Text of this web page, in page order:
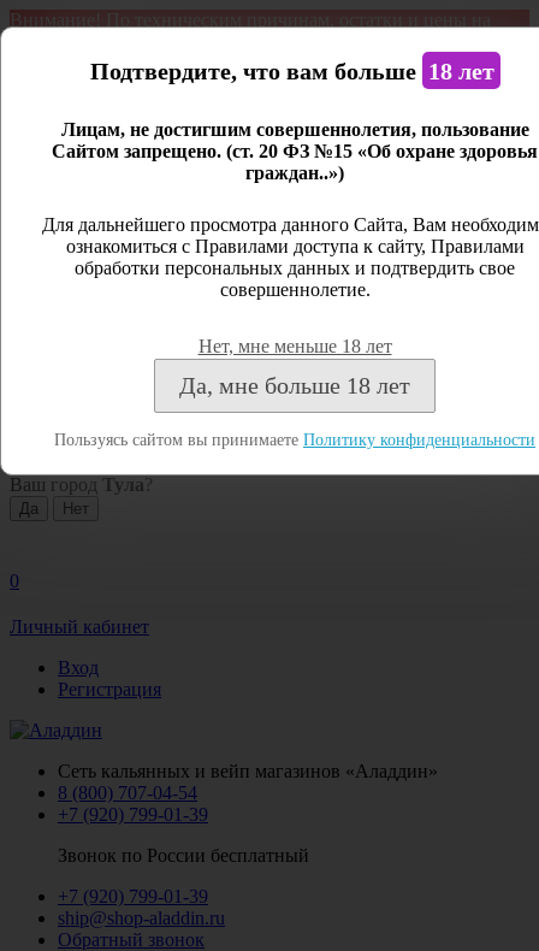
Внимание! По техническим причинам, остатки и цены на
является демонстрационным. Дистанционная продажа не
Открыть сайдбар
Личный кабинет
Закрыть
Посмотреть все результаты
Ваш город Тула ?
0
Личный кабинет
Вход
Регистрация
Сеть кальянных и вейп магазинов «Аладдин»
8 (800) 707-04-54
+7 (920) 799-01-39
Звонок по России бесплатный
+7 (920) 799-01-39
ship@shop-aladdin.ru
Обратный звонок
Подтвердите, что вам больше 18 лет
Лицам, не достигшим совершеннолетия, пользование
Сайтом запрещено. (ст. 20 ФЗ №15 «Об охране здоровья
граждан..»)
Для дальнейшего просмотра данного Сайта, Вам
ознакомиться с Правилами доступа к сайту, Правилами
обработки персональных данных и подтвердить свое
совершеннолетие.
Нет, мне меньше 18 лет
Да, мне больше 18 лет
Пользуясь сайтом вы принимаете Политику конфиденциальности